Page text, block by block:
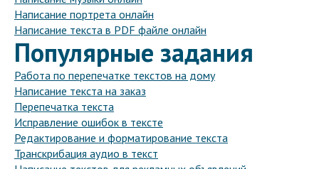
Написание портрета онлайн
Написание текста в PDF файле онлайн
Популярные задания
Работа по перепечатке текстов на дому
Написание текста на заказ
Перепечатка текста
Исправление ошибок в тексте
Редактирование и форматирование текста
Транскрибация аудио в текст